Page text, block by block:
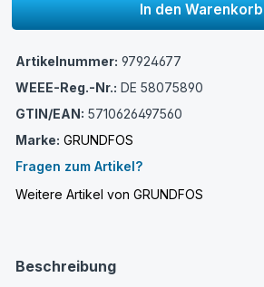
In den Warenkorb
Artikelnummer: 97924677
WEEE-Reg.-Nr.: DE 58075890
GTIN/EAN: 5710626497560
Marke: GRUNDFOS
Fragen zum Artikel?
Weitere Artikel von GRUNDFOS
Beschreibung